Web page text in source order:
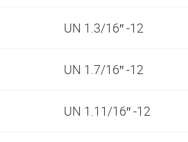
UN 1.3/16″ -12
UN 1.7/16″ -12
UN 1.11/16″ -12